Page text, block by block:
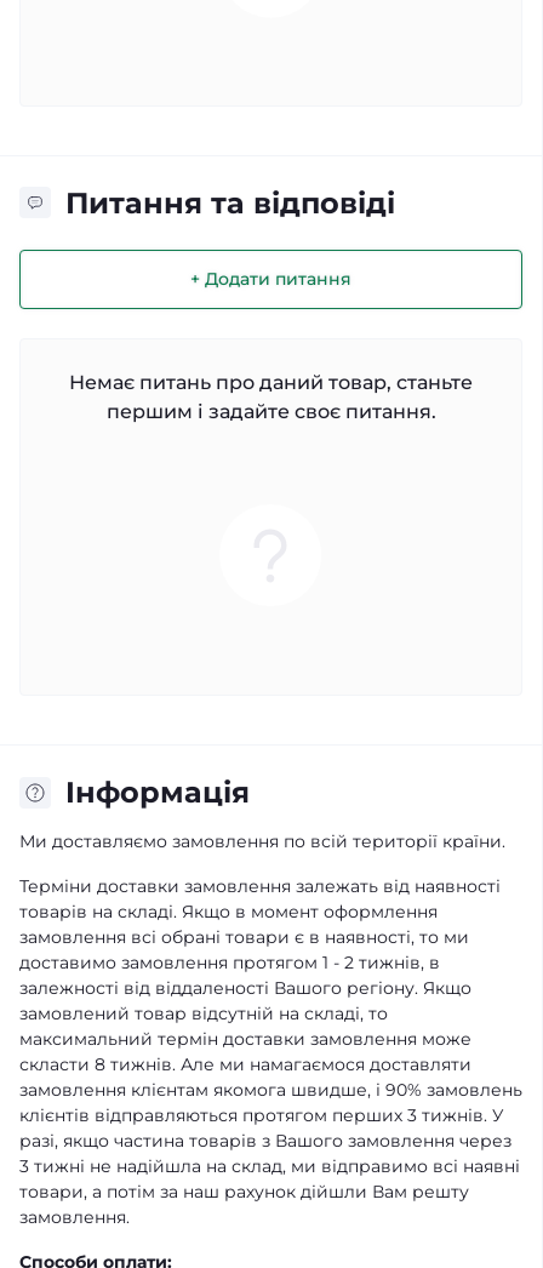
Питання та відповіді
+ Додати питання
Немає питань про даний товар, станьте
першим і задайте своє питання.
Iнформація
Ми доставляємо замовлення по всій території країни.
Терміни доставки замовлення залежать від наявності
товарів на складі. Якщо в момент оформлення
замовлення всі обрані товари є в наявності, то ми
доставимо замовлення протягом 1 - 2 тижнів, в
залежності від віддаленості Вашого регіону. Якщо
замовлений товар відсутній на складі, то
максимальний термін доставки замовлення може
скласти 8 тижнів. Але ми намагаємося доставляти
замовлення клієнтам якомога швидше, і 90% замовлень
клієнтів відправляються протягом перших 3 тижнів. У
разі, якщо частина товарів з Вашого замовлення через
3 тижні не надійшла на склад, ми відправимо всі наявні
товари, а потім за наш рахунок дійшли Вам решту
замовлення.
Способи оплати: